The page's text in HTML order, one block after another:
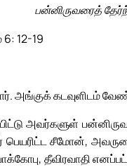
பன்னிருவரைத்
6: 12-19
அங்குக் கடவுளிடம்
அவர்களுள்
பெயரிட்ட சீமோன்,
தீவிரவாதி